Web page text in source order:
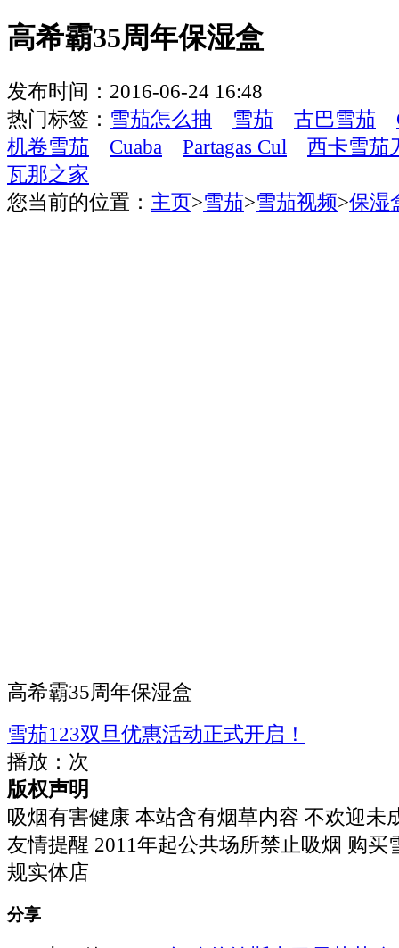
高希霸35周年保湿盒
发布时间：2016-06-24 16:48
热门标签： 雪茄怎么抽 雪茄 古巴雪茄
机卷雪茄
Cuaba Partagas Cul
西卡雪茄
瓦那之家
您当前的位置： 主页>雪茄>雪茄视频>保湿
高希霸35周年保湿盒
雪茄123双旦优惠活动正式开启！
播放： 次
版权声明
吸烟有害健康 本站含有烟草内容 不欢迎未
友情提醒 2011年起公共场所禁止吸烟 购买
规实体店
分享